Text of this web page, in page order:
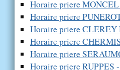
Horaire priere
Horaire priere
Horaire priere
Horaire priere
Horaire priere
Horaire priere RUPPES